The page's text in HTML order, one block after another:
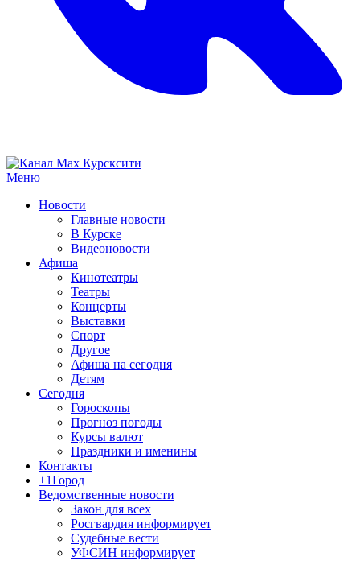
Меню
Новости
Главные новости
В Курске
Видеоновости
Афиша
Кинотеатры
Театры
Концерты
Выставки
Спорт
Другое
Афиша на сегодня
Детям
Сегодня
Гороскопы
Прогноз погоды
Курсы валют
Праздники и именины
Контакты
+1Город
Ведомственные новости
Закон для всех
Росгвардия информирует
Судебные вести
УФСИН информирует